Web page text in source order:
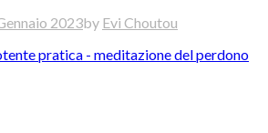
2023by Evi Choutou